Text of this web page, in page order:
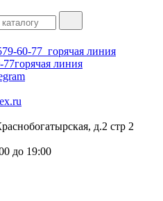
60-77 горячая линия
77горячая линия
д.2 стр 2
до 19:00